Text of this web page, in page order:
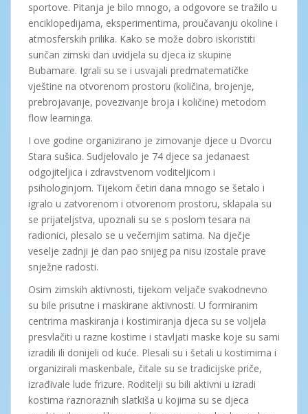
sportove. Pitanja je bilo mnogo, a odgovore se tražilo u
enciklopedijama, eksperimentima, proučavanju okoline i
atmosferskih prilika. Kako se može dobro iskoristiti
sunčan zimski dan uvidjela su djeca iz skupine
Bubamare. Igrali su se i usvajali predmatematičke
vještine na otvorenom prostoru (količina, brojenje,
prebrojavanje, povezivanje broja i količine) metodom
flow learninga.
I ove godine organizirano je zimovanje djece u Dvorcu
Stara sušica. Sudjelovalo je 74 djece sa jedanaest
odgojiteljica i zdravstvenom voditeljicom i
psihologinjom. Tijekom četiri dana mnogo se šetalo i
igralo u zatvorenom i otvorenom prostoru, sklapala su
se prijateljstva, upoznali su se s poslom tesara na
radionici, plesalo se u večernjim satima. Na dječje
veselje zadnji je dan pao snijeg pa nisu izostale prave
snježne radosti.
Osim zimskih aktivnosti, tijekom veljače svakodnevno
su bile prisutne i maskirane aktivnosti. U formiranim
centrima maskiranja i kostimiranja djeca su se voljela
presvlačiti u razne kostime i stavljati maske koje su sami
izradili ili donijeli od kuće. Plesali su i šetali u kostimima i
organizirali maskenbale, čitale su se tradicijske priče,
izrađivale lude frizure. Roditelji su bili aktivni u izradi
kostima raznoraznih slatkiša u kojima su se djeca